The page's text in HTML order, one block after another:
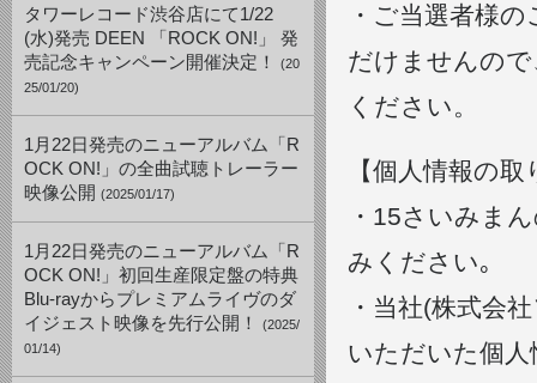
タワーレコード渋谷店にて1/22
(水)発売 DEEN 「ROCK ON!」 発
売記念キャンペーン開催決定！
(20
25/01/20)
1月22日発売のニューアルバム「R
OCK ON!」の全曲試聴トレーラー
映像公開 (2025/01/17)
1月22日発売のニューアルバム「R
OCK ON!」初回生産限定盤の特典
Blu-rayからプレミアムライヴのダ
イジェスト映像を先行公開！
(2025/
01/14)
・ご当選者様
だけませんの
ください。
【個人情報の
・15さいみま
みください｡
・当社(株式会
いただいた個